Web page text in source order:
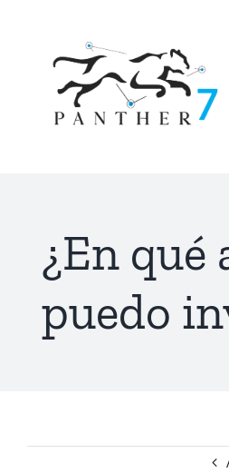
contenido
¿En qué
puedo